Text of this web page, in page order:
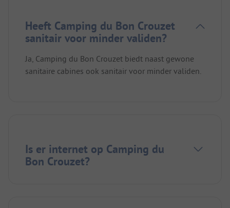
Heeft Camping du Bon Crouzet
sanitair voor minder validen?
Ja, Camping du Bon Crouzet biedt naast gewone
sanitaire cabines ook sanitair voor minder validen.
Is er internet op Camping du
Bon Crouzet?